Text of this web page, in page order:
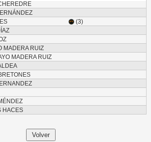
(3)
MADERA RUIZ
MADERA RUIZ
HACES